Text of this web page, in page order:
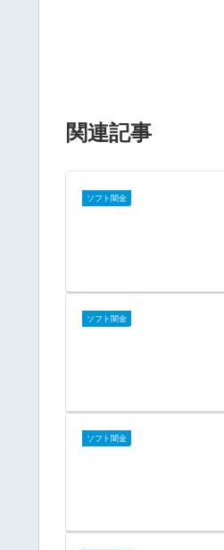
関連記事
ソフト闇金
ソフト闇金
ソフト闇金